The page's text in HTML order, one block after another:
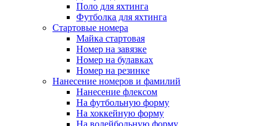
Поло для яхтинга
Футболка для яхтинга
Стартовые номера
Майка стартовая
Номер на завязке
Номер на булавках
Номер на резинке
Нанесение номеров и фамилий
Нанесение флексом
На футбольную форму
На хоккейную форму
На волейбольную форму